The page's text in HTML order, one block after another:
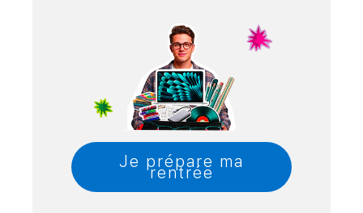
Je prépare ma
rentrée